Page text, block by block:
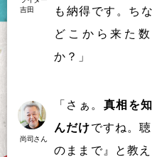
吉田
も 納得です 。 ち
ど こ か ら来 た
か ？ 」
尚司さん
「さぁ。 真相を
んだけですね。
のままで』と教